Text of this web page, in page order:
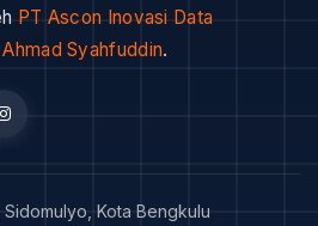
PT Ascon Inovasi Data
Syahfuddin.
Sidomulyo, Kota Bengkulu